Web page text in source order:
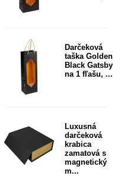
Darčeková
taška Golden
Black Gatsby
na 1 fľašu, ...
Luxusná
darčeková
krabica
zamatová s
magnetický
m...